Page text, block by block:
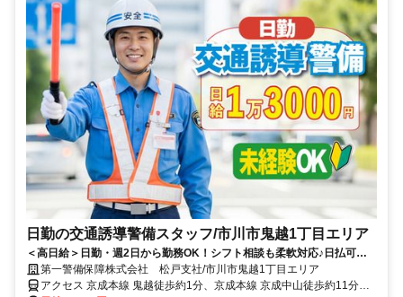
日勤の交通誘導警備スタッフ/市川市鬼越1丁目エリア
＜高日給＞日勤・週2日から勤務OK！シフト相談も柔軟対応♪日払可◎
未経験歓迎★
第一警備保障株式会社 松戸支社/市川市鬼越1丁目エリア
アクセス 京成本線 鬼越徒歩約1分、京成本線 京成中山徒歩約11分、